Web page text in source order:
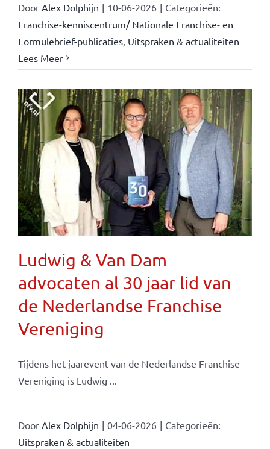
Door Alex Dolphijn | 10-06-2026 | Categorieën:
Franchise-kenniscentrum/ Nationale Franchise- en
Formulebrief-publicaties, Uitspraken & actualiteiten
Lees Meer
Ludwig & Van Dam
advocaten al 30 jaar lid van
de Nederlandse Franchise
Vereniging
Tijdens het jaarevent van de Nederlandse Franchise
Vereniging is Ludwig ...
Door Alex Dolphijn | 04-06-2026 | Categorieën:
Uitspraken & actualiteiten